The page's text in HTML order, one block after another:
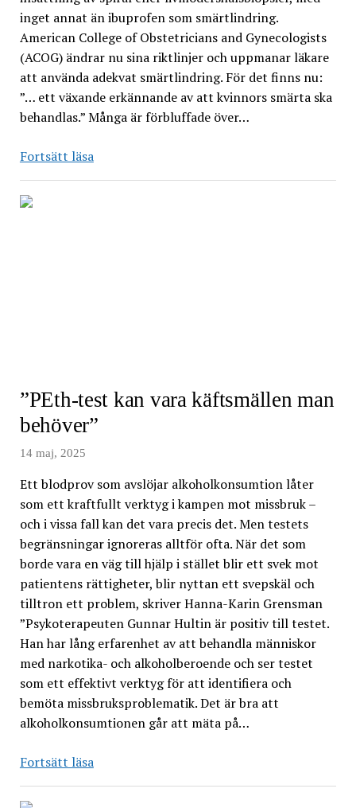
inget annat än ibuprofen som smärtlindring.
American College of Obstetricians and Gynecologists
(ACOG) ändrar nu sina riktlinjer och uppmanar läkare
att använda adekvat smärtlindring. För det finns nu:
”… ett växande erkännande av att kvinnors smärta ska
behandlas.” Många är förbluffade över…
Fortsätt läsaDet
”PEth-test kan vara käftsmällen man
behöver”
14 maj, 2025
Ett blodprov som avslöjar alkoholkonsumtion låter
som ett kraftfullt verktyg i kampen mot missbruk –
och i vissa fall kan det vara precis det. Men testets
begränsningar ignoreras alltför ofta. När det som
borde vara en väg till hjälp i stället blir ett svek mot
patientens rättigheter, blir nyttan ett svepskäl och
tilltron ett problem, skriver Hanna-Karin Grensman
”Psykoterapeuten Gunnar Hultin är positiv till testet.
Han har lång erfarenhet av att behandla människor
med narkotika- och alkoholberoende och ser testet
som ett effektivt verktyg för att identifiera och
bemöta missbruksproblematik. Det är bra att
alkoholkonsumtionen går att mäta på…
Fortsätt läsa”PEth-